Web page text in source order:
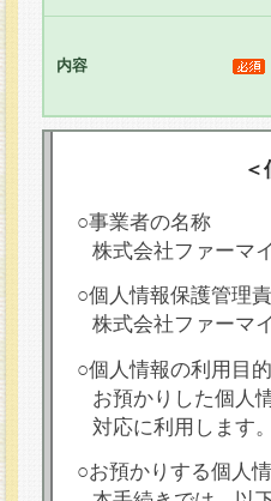
内容
○事業者の名称
株式会社ファーマ
○個人情報保護管理
株式会社ファー
○個人情報の利用目的
お預かりした個人
対応に利用します。
○お預かりする個人